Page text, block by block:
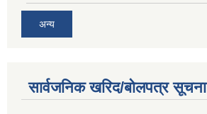
अन्य
सार्वजनिक खरिद/बोलपत्र सूचना